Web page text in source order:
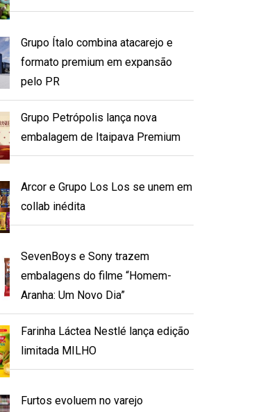
Grupo Ítalo combina atacarejo e
formato premium em expansão
pelo PR
Grupo Petrópolis lança nova
embalagem de Itaipava Premium
Arcor e Grupo Los Los se unem em
collab inédita
SevenBoys e Sony trazem
embalagens do filme “Homem-
Aranha: Um Novo Dia”
Farinha Láctea Nestlé lança edição
limitada MILHO
Furtos evoluem no varejo